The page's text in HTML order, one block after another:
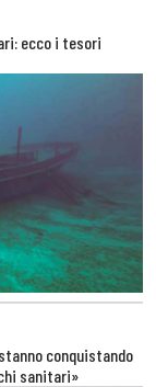
ecco i tesori
conquistando
sanitari»